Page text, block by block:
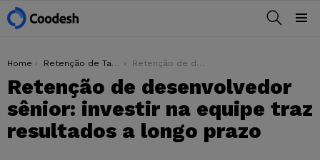
You are here:
Home Retenção de Talentos Retenção de desenvolvedor sênior: investir na equipe traz resultados a longo prazo
Retenção de desenvolvedor
sênior: investir na equipe traz
resultados a longo prazo